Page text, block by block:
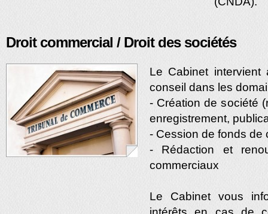
Droit commercial / Droit des sociétés
Le Cabinet
conseil dans les
- Création de société
enregistrement,
- Cession de fonds de
- Rédaction et
commerciaux
Le Cabinet vous